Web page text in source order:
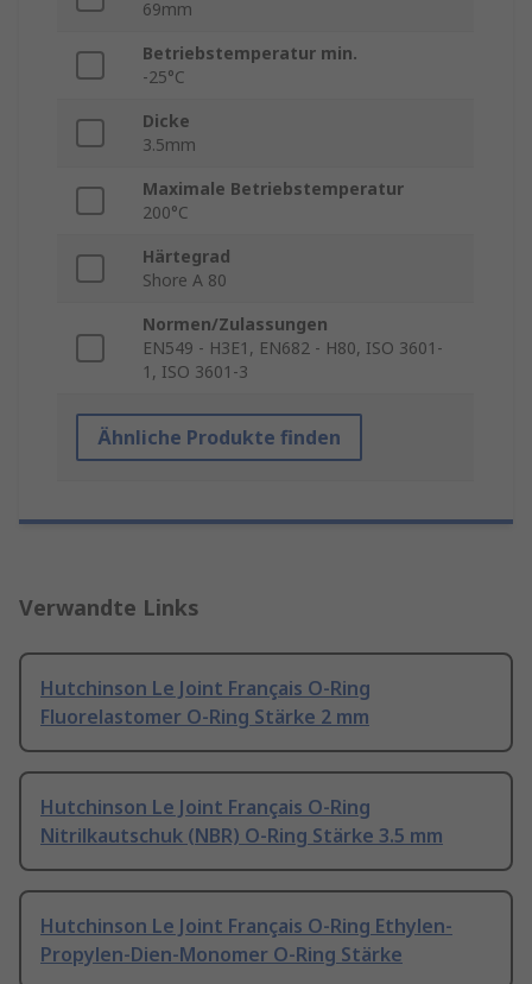
69mm
Betriebstemperatur min.
-25°C
Dicke
3.5mm
Maximale Betriebstemperatur
200°C
Härtegrad
Shore A 80
Normen/Zulassungen
EN549 - H3E1, EN682 - H80, ISO 3601-
1, ISO 3601-3
Ähnliche Produkte finden
Verwandte Links
Hutchinson Le Joint Français O-Ring
Fluorelastomer O-Ring Stärke 2 mm
Hutchinson Le Joint Français O-Ring
Nitrilkautschuk (NBR) O-Ring Stärke 3.5 mm
Hutchinson Le Joint Français O-Ring Ethylen-
Propylen-Dien-Monomer O-Ring Stärke